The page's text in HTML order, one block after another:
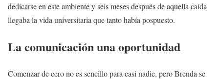
dedicarse en este ambiente y seis meses después de aquella caída
llegaba la vida universitaria que tanto había pospuesto.
La comunicación una oportunidad
Comenzar de cero no es sencillo para casi nadie, pero Brenda se